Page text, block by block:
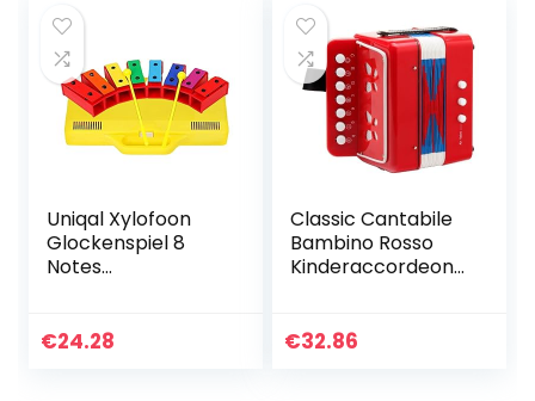
Uniqal Xylofoon
Glockenspiel 8
Notes
met gele behuizing
€24.28
Classic Cantabile
Bambino Rosso
Kinderaccordeon
bassen, rood)
€32.86